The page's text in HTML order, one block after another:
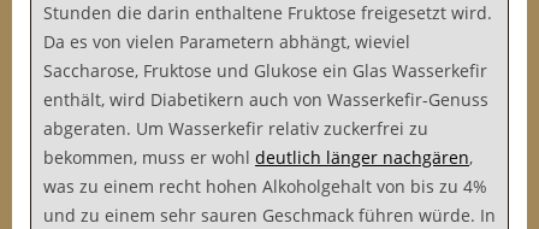
Stunden die darin enthaltene Fruktose freigesetzt wird.
Da es von vielen Parametern abhängt, wieviel
Saccharose, Fruktose und Glukose ein Glas Wasserkefir
enthält, wird Diabetikern auch von Wasserkefir-Genuss
abgeraten. Um Wasserkefir relativ zuckerfrei zu
bekommen, muss er wohl deutlich länger nachgären,
was zu einem recht hohen Alkoholgehalt von bis zu 4%
und zu einem sehr sauren Geschmack führen würde. In